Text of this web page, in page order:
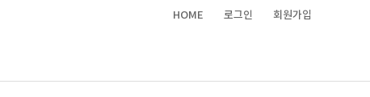
HOME 로그인 회원가입